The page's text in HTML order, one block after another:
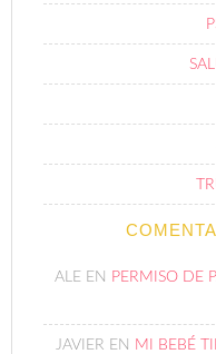
ALE EN PERMISO DE
JAVIER EN MI BEBÉ